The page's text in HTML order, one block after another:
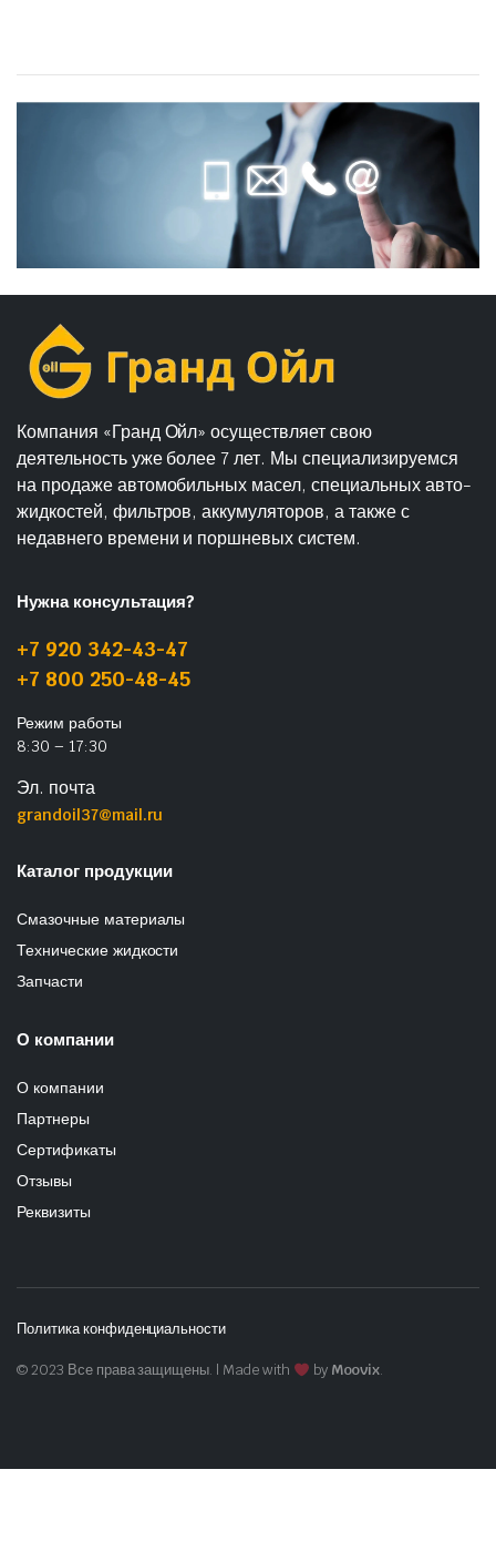
Компания «Гранд Ойл» осуществляет свою
деятельность уже более 7 лет. Мы специализируемся
на продаже автомобильных масел, специальных авто-
жидкостей, фильтров, аккумуляторов, а также с
недавнего времени и поршневых систем.
Нужна консультация?
+7 920 342-43-47
+7 800 250-48-45
Режим работы
8:30 – 17:30
Эл. почта
grandoil37@mail.ru
Каталог продукции
Смазочные материалы
Технические жидкости
Запчасти
О компании
О компании
Партнеры
Сертификаты
Отзывы
Реквизиты
Политика конфиденциальности
© 2023 Все права защищены. | Made with by Moovix.